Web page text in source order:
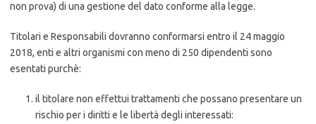
non prova) di una gestione del dato conforme alla legge.
Titolari e Responsabili dovranno conformarsi entro il 24 maggio
2018, enti e altri organismi con meno di 250 dipendenti sono
esentati purchè:
il titolare non effettui trattamenti che possano presentare un
rischio per i diritti e le libertà degli interessati: